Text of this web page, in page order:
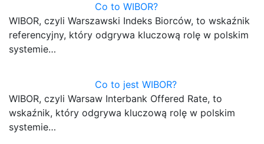
Co to WIBOR?
WIBOR, czyli Warszawski Indeks Biorców, to wskaźnik
referencyjny, który odgrywa kluczową rolę w polskim
systemie…
Co to jest WIBOR?
WIBOR, czyli Warsaw Interbank Offered Rate, to
wskaźnik, który odgrywa kluczową rolę w polskim
systemie…